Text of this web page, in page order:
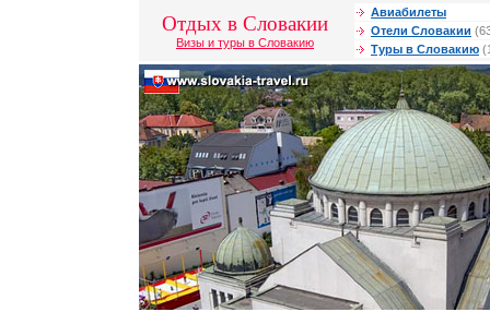
Отдых в Словакии
Визы и туры в Словакию
Авиабилеты
Отели Словакии
Туры в Словакию